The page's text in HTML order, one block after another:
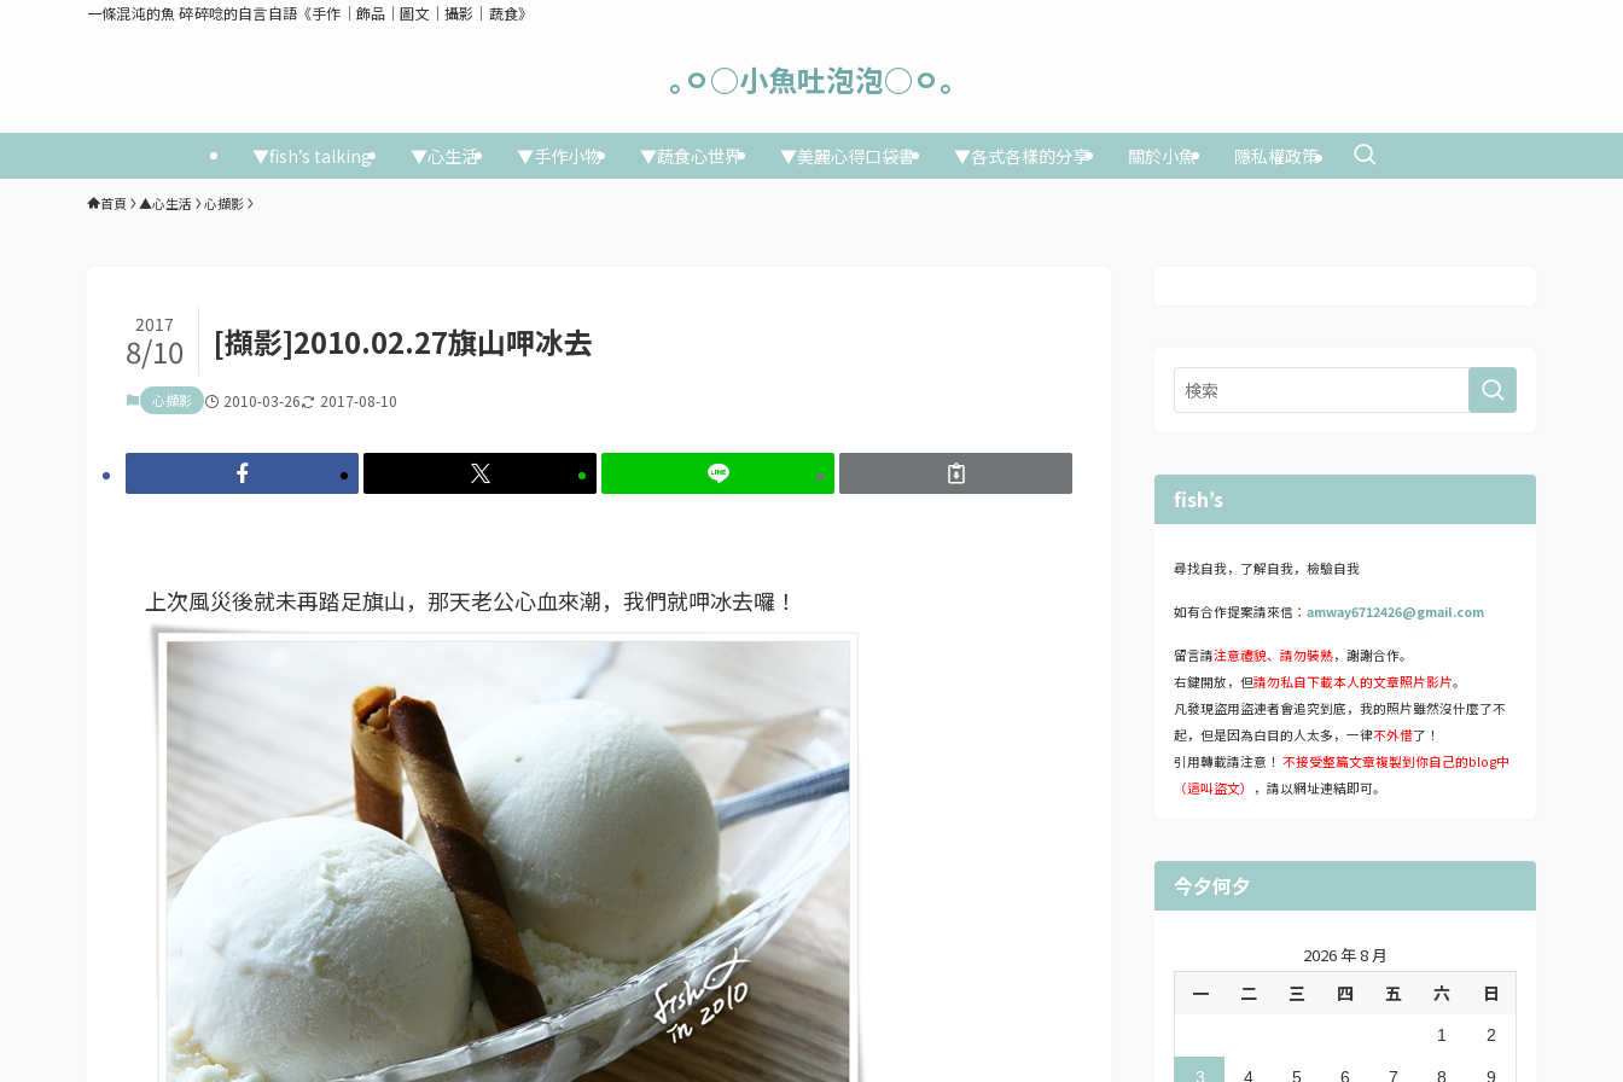
一條混沌的魚 碎碎唸的自言自語《手作│飾品│圖文│攝影│蔬食》
｡ㅇ○小魚吐泡泡○ㅇ｡
▼fish’s talking ▼心生活 ▼手作小物 ▼蔬食心世界 ▼美麗心得口袋書 ▼各式各樣的分享 關於小魚 隱私權政策
首頁 ▲心生活 心擷影
[擷影]2010.02.27旗山呷冰去
2017
8/10
心擷影 2010-03-26 2017-08-10
上次風災後就未再踏足旗山，那天老公心血來潮，我們就呷冰去囉！
fish’s
尋找自我，了解自我，檢驗自我
如有合作提案請來信： amway6712426@gmail.com
留言請注意禮貌、請勿裝熟，謝謝合作。
右鍵開放，但請勿私自下載本人的文章照片影片。
凡發現盜用盜連者會追究到底，我的照片雖然沒什麼了不
起，但是因為白目的人太多，一律不外借了！
引用轉載請注意！ 不接受整篇文章複製到你自己的blog中
（這叫盜文）
，請以網址連結即可。
今夕何夕
2026 年 8 月
一 二 三 四 五 六 日
1 2
3 4 5 6 7 8 9